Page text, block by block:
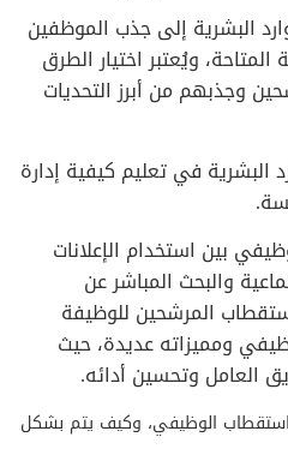
إلى جذب الموظفين
ويُعتبر اختيار الطرق
وجذبهم من أبرز التحديات
في تعليم كيفية إدارة
بين استخدام الإعلانات
والبحث المباشر عن
المرشحين للوظيفة
ومميزاته عديدة، حيث
وتحسين أدائه.
الوظيفي، وكيف يتم بشكل